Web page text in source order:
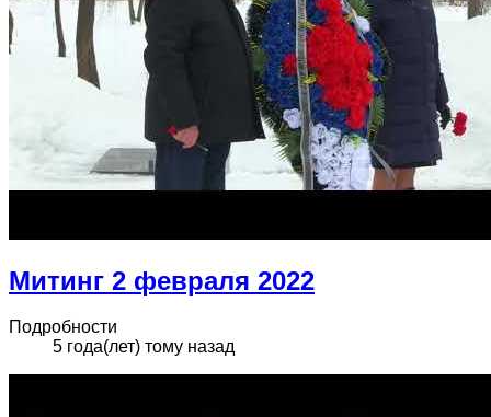
Митинг 2 февраля 2022
Подробности
5 года(лет) тому назад